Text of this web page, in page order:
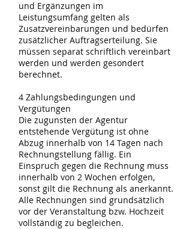
und Ergänzungen im
Leistungsumfang gelten als
Zusatzvereinbarungen und bedürfen
zusätzlicher Auftragserteilung. Sie
müssen separat schriftlich vereinbart
werden und werden gesondert
berechnet.
4 Zahlungsbedingungen und
Vergütungen
Die zugunsten der Agentur
entstehende Vergütung ist ohne
Abzug innerhalb von 14 Tagen nach
Rechnungstellung fällig. Ein
Einspruch gegen die Rechnung muss
innerhalb von 2 Wochen erfolgen,
sonst gilt die Rechnung als anerkannt.
Alle Rechnungen sind grundsätzlich
vor der Veranstaltung bzw. Hochzeit
vollständig zu begleichen.